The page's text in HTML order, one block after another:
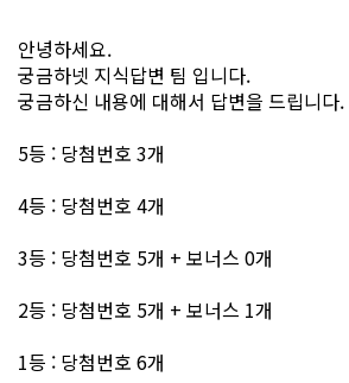
안녕하세요.
궁금하넷 지식답변 팀 입니다.
궁금하신 내용에 대해서 답변을 드립니다.
5등 : 당첨번호 3개
4등 : 당첨번호 4개
3등 : 당첨번호 5개 + 보너스 0개
2등 : 당첨번호 5개 + 보너스 1개
1등 : 당첨번호 6개